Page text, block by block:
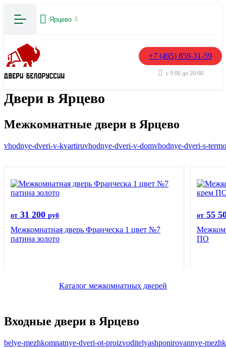
Ярцево
+7 (495) 859-31-59
с 9:00 до 20:00
Двери в Ярцево
Межкомнатные двери в Ярцево
vhodnye-dveri-v-kvartiruvhodnye-dveri-v-domvhodnye-dveri-s-
от 31 200 руб
Межкомнатная дверь Франческа 1 цвет №7
патина золото
от 55
ПО
Каталог межкомнатных дверей
Входные двери в Ярцево
belye-mezhkomnatnye-dveri-ot-proizvoditelyashponirovannye-